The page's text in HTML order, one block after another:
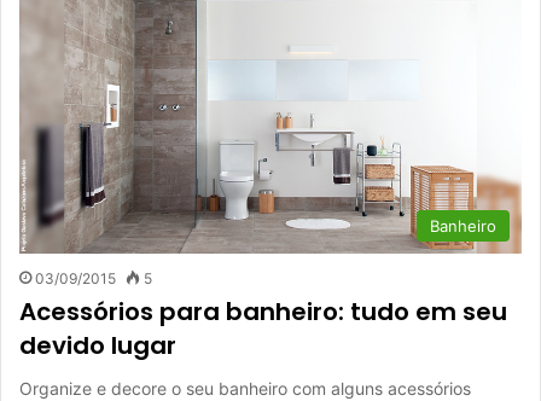
Banheiro
03/09/2015 5
Acessórios para banheiro: tudo em seu
devido lugar
Organize e decore o seu banheiro com alguns acessórios